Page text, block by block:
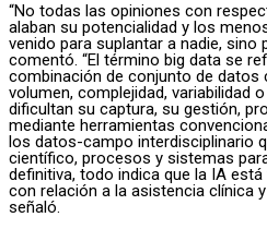
“No todas las opiniones con
alaban su potencialidad y los
venido para suplantar a nadie, sino
comentó. “El término big data se
combinación de conjunto de datos
volumen, complejidad, variabilidad
dificultan su captura, su gestión,
mediante herramientas
los datos-campo interdisciplinario
científico, procesos y sistemas
definitiva, todo indica que la IA
con relación a la asistencia clínica
señaló.